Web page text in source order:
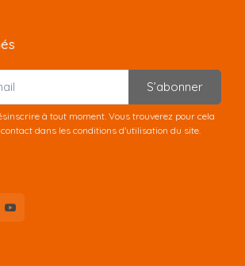
S’abonner
à tout moment. Vous trouverez pour cela
dans les conditions d'utilisation du site.